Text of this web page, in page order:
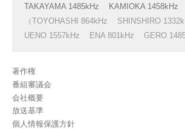
TAKAYAMA 1485kHz
KAMIOKA 1458kHz
（TOYOHASHI 864kHz
SHINSHIRO
UENO 1557kHz
ENA 801kHz GERO
著作権
番組審議会
会社概要
放送基準
個人情報保護方針